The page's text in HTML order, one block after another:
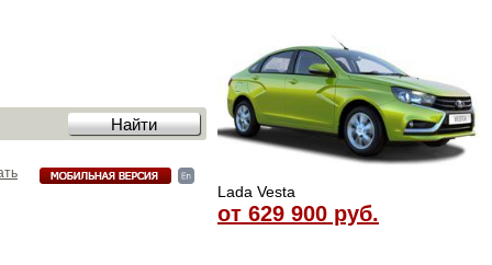
Lada Vesta
от 629 900 руб.